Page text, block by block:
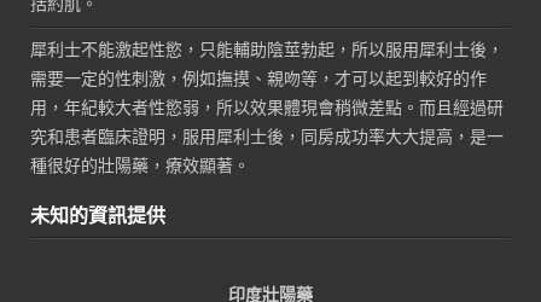
犀利士不能激起性慾，只能輔助陰莖勃起，所以服用犀利士後，
需要一定的性刺激，例如撫摸、親吻等，才可以起到較好的作
用，年紀較大者性慾弱，所以效果體現會稍微差點。而且經過研
究和患者臨床證明，服用犀利士後，同房成功率大大提高，是一
種很好的壯陽藥，療效顯著。
未知的資訊提供
印度壯陽藥